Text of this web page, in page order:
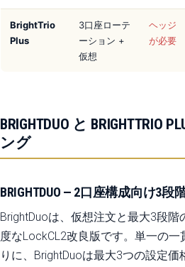
BrightTrio
Plus
3口座ローテ
ーション +
仮想
ヘッジ
が必要
BRIGHTDUO と BRIGHTTRIO
ング
BRIGHTDUO — 2口座構成向け3段
BrightDuoは、仮想注文と最大3段
度なLockCL2改良版です。単一の
りに、BrightDuoは最大3つの設定